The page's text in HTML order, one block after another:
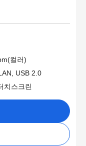
컬러)
USB 2.0
치스크린